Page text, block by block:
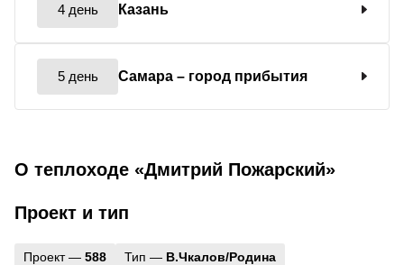
4 день Казань
5 день Самара – город прибытия
О теплоходе «Дмитрий Пожарский»
Проект и тип
Проект — 588 Тип — В.Чкалов/Родина